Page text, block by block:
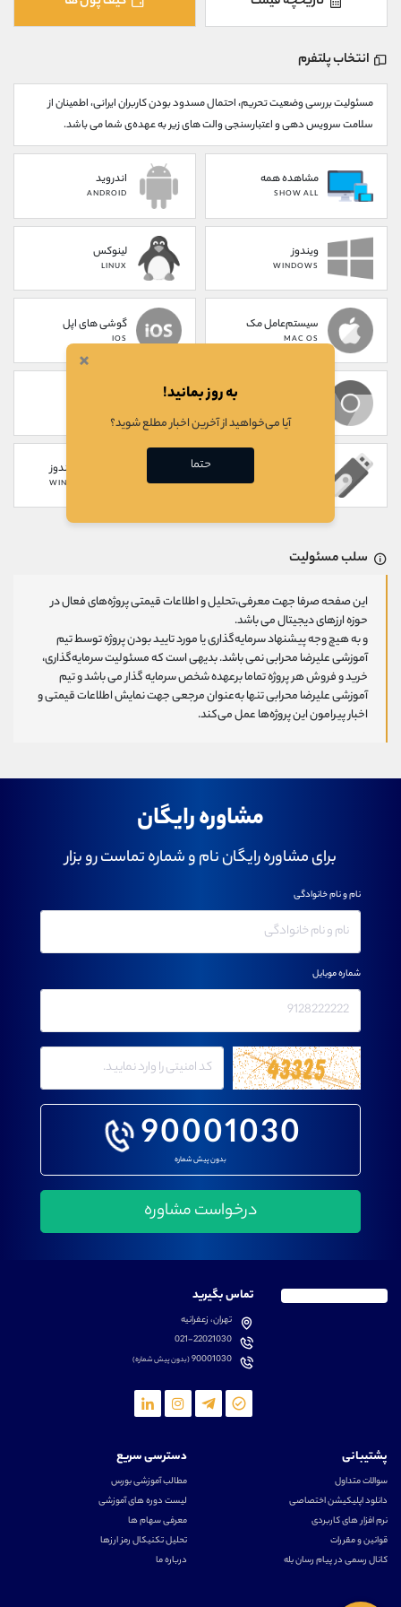
انتخاب پلتفرم
مسئولیت بررسی وضعیت تحریم، احتمال مسدود بودن کاربران ایرانی، اطمینان از
سلامت سرویس دهی و اعتبارسنجی والت های زیر به عهده‌ی شما می باشد.
مشاهده همه
SHOW ALL
اندروید
ANDROID
ویندوز
WINDOWS
لینوکس
LINUX
سیستم‌عامل مک
MAC OS
گوشی های اپل
IOS
گوشی های ویندوز
WINDOWS PHONE
سلب مسئولیت
این صفحه صرفا جهت معرفی،تحلیل و اطلاعات قیمتی پروژه‌های فعال در
حوزه ارزهای دیجیتال می باشد.
و به هیچ وجه پیشنهاد سرمایه‌گذاری یا مورد تایید بودن پروژه توسط تیم
آموزشی علیرضا محرابی نمی باشد. بدیهی است که مسئولیت سرمایه‌گذاری،
خرید و فروش هر پروژه تماما برعهده شخص سرمایه گذار می باشد و تیم
آموزشی علیرضا محرابی تنها به‌عنوان مرجعی جهت نمایش اطلاعات قیمتی و
اخبار پیرامون این پروژه‌‌ها عمل می‌کند.
@alirezamehrabi_official
مشاوره رایگان
برای مشاوره رایگان نام و شماره تماست رو بزار
90001030
بدون پیش شماره
نام و نام خانوادگی
شماره موبایل
تماس بگیرید
تهران، زعفرانیه
021-22021030
90001030(بدون پیش شماره)
پشتیبانی
سوالات متداول
دانلود اپلیکیشن اختصاصی
نرم افزار های کاربردی
قوانین و مقررات
کانال رسمی در پیام رسان بله
دسترسی سریع
مطالب آموزشی بورس
لیست دوره های آموزشی
معرفی سهام ها
تحلیل تکنیکال رمز ارزها
درباره ما
×
به روز بمانید!
آیا می‌خواهید از آخرین اخبار مطلع شوید؟
حتما